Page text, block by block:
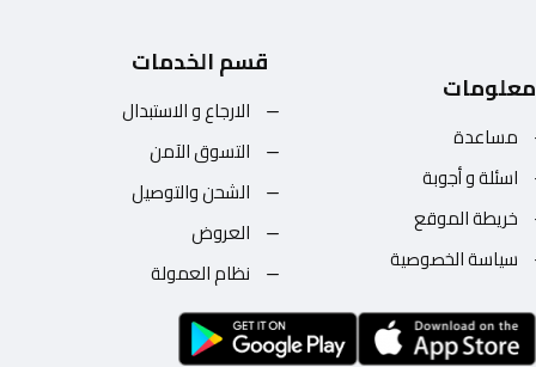
معلومات
مساعدة
اسئلة و أجوبة
خريطة الموقع
سياسة الخصوصية
قسم الخدمات
الارجاع و الاستبدال
التسوق الآمن
الشحن والتوصيل
العروض
نظام العمولة